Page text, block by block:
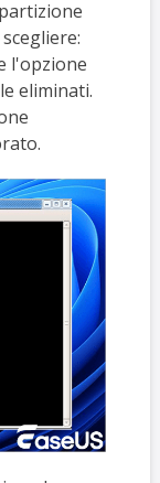
l'opzione
eliminati.